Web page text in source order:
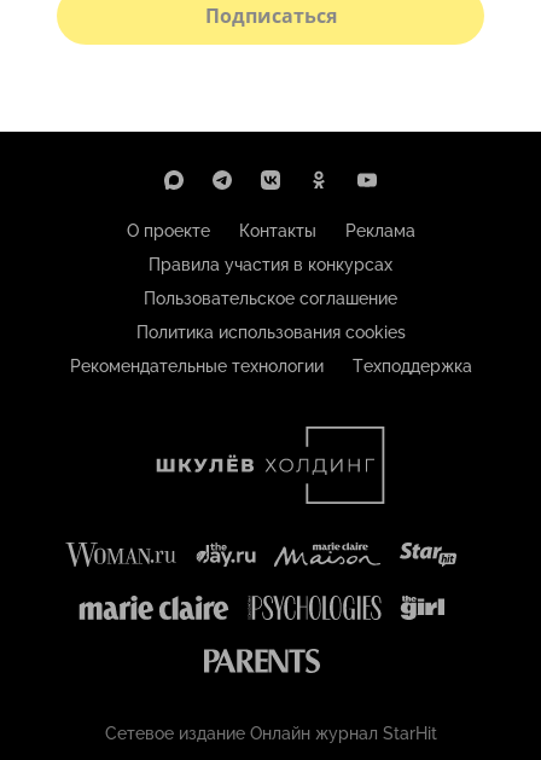
Подписаться
О проекте Контакты
Реклама
Правила участия в конкурсах
Пользовательское соглашение
Политика использования cookies
Рекомендательные технологии
Техподдержка
Сетевое издание Онлайн журнал StarHit